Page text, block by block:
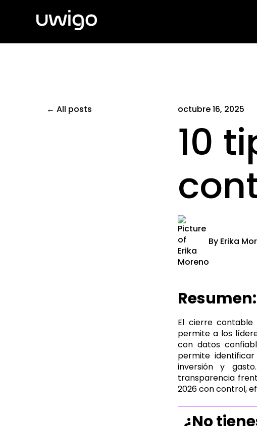
All posts octubre 16, 2025
10
By Erika
Resumen:
El cierre
permite a los
con datos
permite
inversión y
transparencia
2026 con control,
¿No